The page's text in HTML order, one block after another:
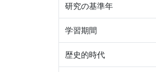
研究の基準年
学習期間
歴史的時代